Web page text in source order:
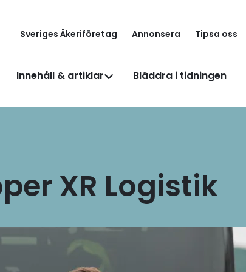
Sveriges Åkeriföretag Annonsera Tipsa oss
Innehåll & artiklar Bläddra i tidningen
XR Logistik